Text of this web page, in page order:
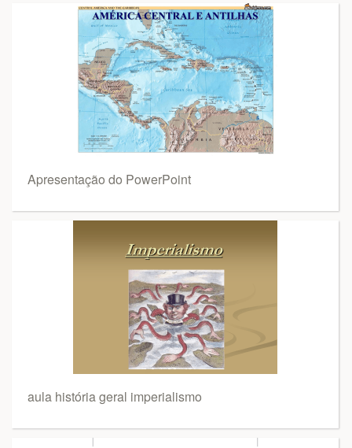
Apresentação do PowerPoint
aula história geral imperialismo